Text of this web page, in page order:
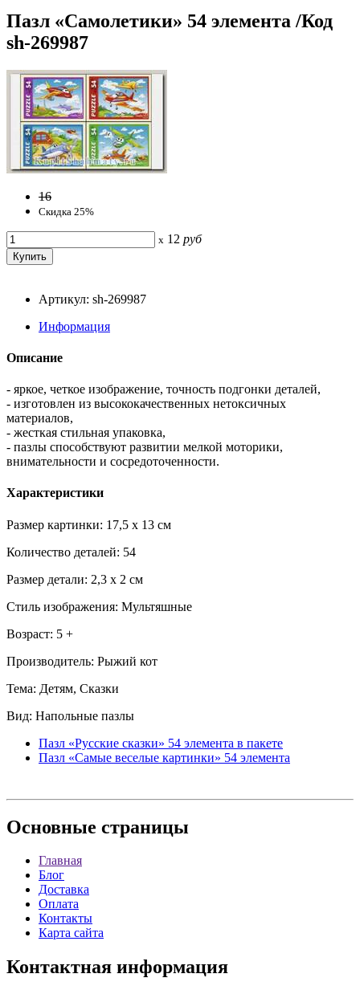
Пазл «Самолетики» 54 элемента /Код
sh-269987
16
Скидка 25%
x 12 руб
Артикул: sh-269987
Информация
Описание
- яркое, четкое изображение, точность подгонки деталей,
- изготовлен из высококачественных нетоксичных
материалов,
- жесткая стильная упаковка,
- пазлы способствуют развитии мелкой моторики,
внимательности и сосредоточенности.
Характеристики
Размер картинки: 17,5 x 13 см
Количество деталей: 54
Размер детали: 2,3 x 2 см
Стиль изображения: Мультяшные
Возраст: 5 +
Производитель: Рыжий кот
Тема: Детям, Сказки
Вид: Напольные пазлы
Пазл «Русские сказки» 54 элемента в пакете
Пазл «Самые веселые картинки» 54 элемента
Основные страницы
Главная
Блог
Доставка
Оплата
Контакты
Карта сайта
Контактная информация